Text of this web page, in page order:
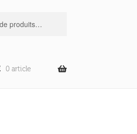
0 article